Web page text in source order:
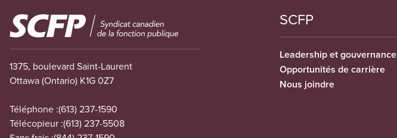
Image
1375, boulevard Saint-Laurent
Ottawa (Ontario) K1G 0Z7
Téléphone :(613) 237-1590
Télécopieur :(613) 237-5508
SCFP
Leadership et gouvernance
Opportunités de carrière
Nous joindre